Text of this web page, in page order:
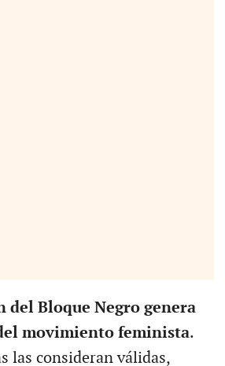
del Bloque Negro genera
movimiento feminista.
las consideran válidas,